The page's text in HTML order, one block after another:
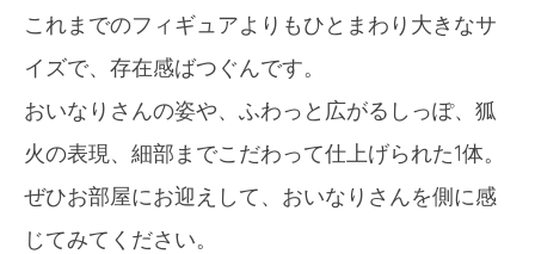
これまでのフィギュアよりもひとまわり大きなサ
イズで、存在感ばつぐんです。
おいなりさんの姿や、ふわっと広がるしっぽ、狐
火の表現、細部までこだわって仕上げられた1体。
ぜひお部屋にお迎えして、おいなりさんを側に感
じてみてください。